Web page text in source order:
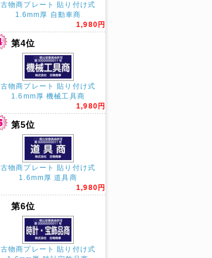
古物商プレート 貼り付け式
1.6mm厚 自動車商
1,980円
第4位
古物商プレート 貼り付け式
1.6mm厚 機械工具商
1,980円
第5位
古物商プレート 貼り付け式
1.6mm厚 道具商
1,980円
第6位
古物商プレート 貼り付け式